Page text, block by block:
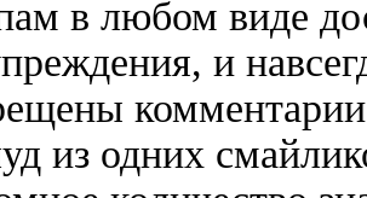
в любом виде
и
из одних